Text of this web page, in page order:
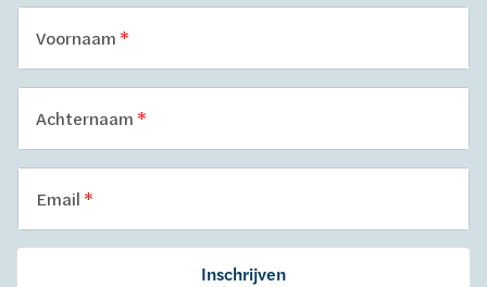
Voornaam
Achternaam
Email
Inschrijven